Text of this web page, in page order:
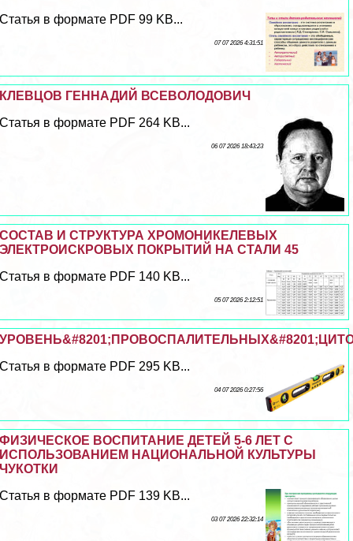
Статья в формате PDF 99 KB...
07 07 2026 4:31:51
КЛЕВЦОВ ГЕННАДИЙ ВСЕВОЛОДОВИЧ
Статья в формате PDF 264 KB...
06 07 2026 18:43:23
СОСТАВ И СТРУКТУРА ХРОМОНИКЕЛЕВЫХ
ЭЛЕКТРОИСКРОВЫХ ПОКРЫТИЙ НА СТАЛИ 45
Статья в формате PDF 140 KB...
05 07 2026 2:12:51
Статья в формате PDF 295 KB...
04 07 2026 0:27:56
ФИЗИЧЕСКОЕ ВОСПИТАНИЕ ДЕТЕЙ 5-6 ЛЕТ С
ИСПОЛЬЗОВАНИЕМ НАЦИОНАЛЬНОЙ КУЛЬТУРЫ
ЧУКОТКИ
Статья в формате PDF 139 KB...
03 07 2026 22:32:14